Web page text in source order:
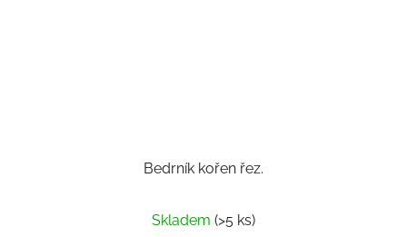
Bedrník kořen řez.
hodnocení
Skladem (>5 ks)